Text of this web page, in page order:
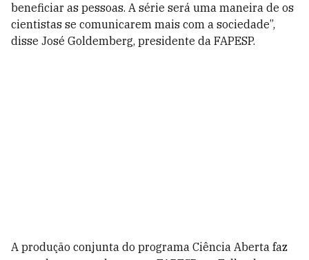
beneficiar as pessoas. A série será uma maneira de os
cientistas se comunicarem mais com a sociedade”,
disse José Goldemberg, presidente da FAPESP.
A produção conjunta do programa Ciência Aberta faz